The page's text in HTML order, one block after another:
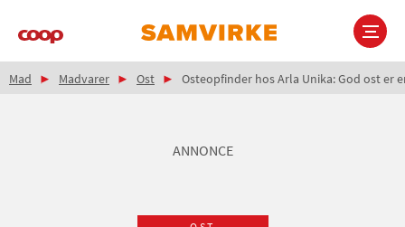
Main
Brødkrumme
Mad Madvarer Ost Osteopfinder hos Arla Unika: God ost er
ANNONCE